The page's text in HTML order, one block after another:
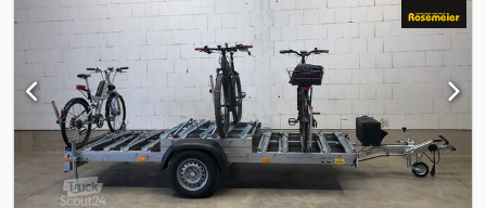
Roue jockey Raccordement 12 V avec prise 13 broches et feu de
recul Feux de gabarit Documents du véhicule inclus Options et
accessoires possibles pour cette remorque : Blocage pour moto
Roue de secours Dispositif antivol Immatriculation de votre
nouvelle remorque auprès de la préfecture